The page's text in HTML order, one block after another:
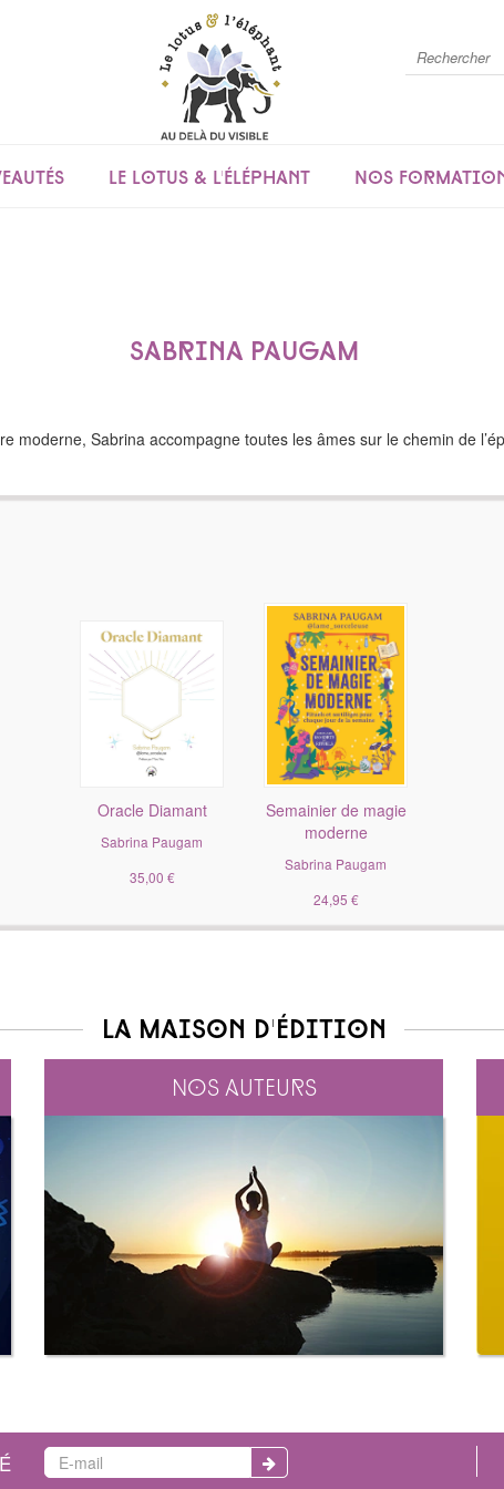
Le lotus & l'éléphant Nos
Sabrina Paugam
moderne, Sabrina accompagne toutes les âmes sur le chemin de
Oracle Diamant
Sabrina Paugam
35,00 €
Semainier de magie
moderne
Sabrina Paugam
24,95 €
La maison d'édition
Nos auteurs